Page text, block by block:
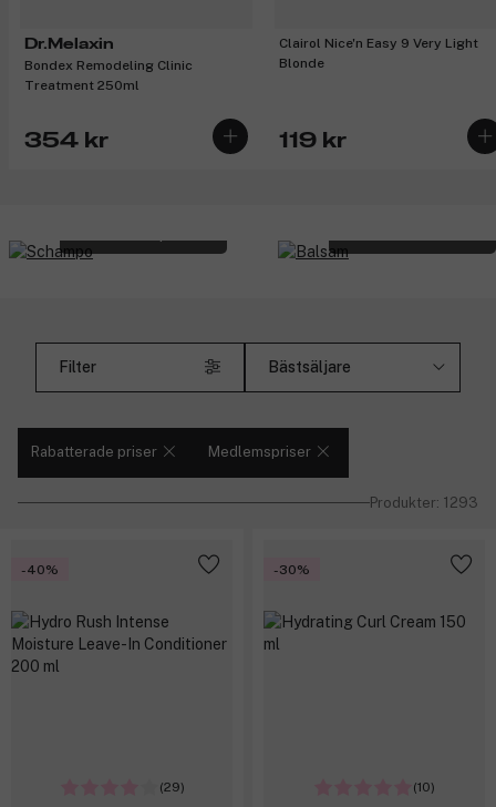
Dr.Melaxin
Bondex Remodeling Clinic
Treatment 250ml
354 kr
Clairol Nice'n Easy 9 Very Light
Blonde
119 kr
Filter
Rabatterade priser Medlemspriser
Produkter: 1293
-40%
(29)
-30%
(10)